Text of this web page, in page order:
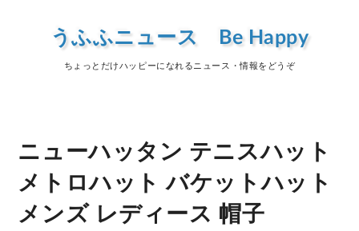
うふふニュース Be Happy
ちょっとだけハッピーになれるニュース・情報をどうぞ
ニューハッタン テニスハット
メトロハット バケットハット
メンズ レディース 帽子